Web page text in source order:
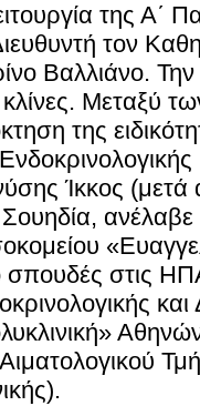
της Α΄
τον
Βαλλιάνο. Την
Μεταξύ
της
Ίκκος
ανέλαβε
στις